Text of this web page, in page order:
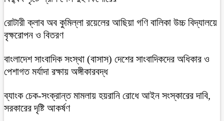
রোটারী ক্লাব অব কুমিল্লা রয়েলের আছিয়া গণি বালিকা উচ্চ বিদ্যালয়ে
বৃক্ষরোপন ও বিতরণ
বাংলাদেশ সাংবাদিক সংস্থা (বাসাস) দেশের সাংবাদিকদের অধিকার ও
পেশাগত মর্যাদা রক্ষায় অঙ্গীকারবদ্ধ
ব্যাংক চেক-সংক্রান্ত মামলায় হয়রানি রোধে আইন সংস্কারের দাবি,
সরকারের দৃষ্টি আকর্ষণ